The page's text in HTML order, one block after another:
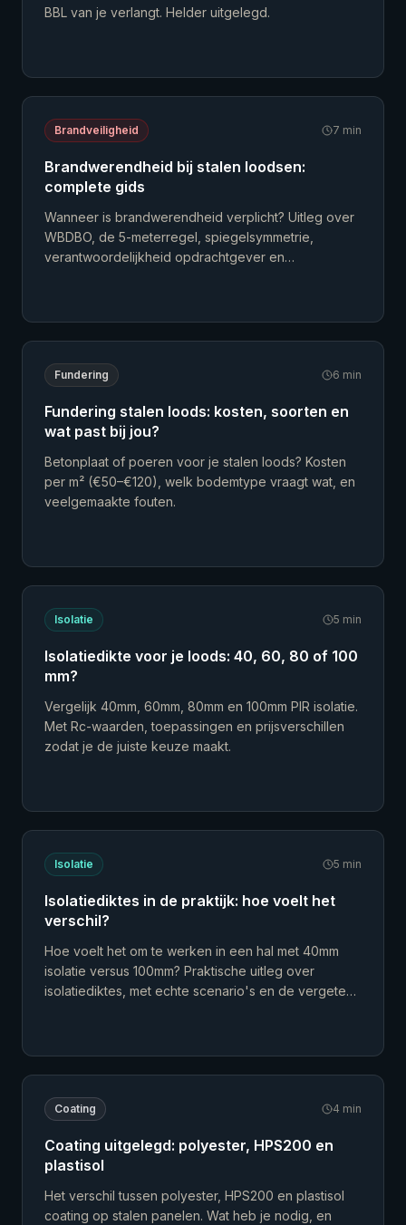
BBL van je verlangt. Helder uitgelegd.
Brandveiligheid 7 min
Brandwerendheid bij stalen loodsen:
complete gids
Wanneer is brandwerendheid verplicht? Uitleg over
WBDBO, de 5-meterregel, spiegelsymmetrie,
verantwoordelijkheid opdrachtgever en
Fundering 6 min
Fundering stalen loods: kosten, soorten en
wat past bij jou?
Betonplaat of poeren voor je stalen loods? Kosten
per m² (€50–€120), welk bodemtype vraagt wat, en
veelgemaakte fouten.
Isolatie 5 min
Isolatiedikte voor je loods: 40, 60, 80 of 100
mm?
Vergelijk 40mm, 60mm, 80mm en 100mm PIR isolatie.
Met Rc-waarden, toepassingen en prijsverschillen
zodat je de juiste keuze maakt.
Isolatie 5 min
Isolatiediktes in de praktijk: hoe voelt het
verschil?
Hoe voelt het om te werken in een hal met 40mm
isolatie versus 100mm? Praktische uitleg over
isolatiediktes, met echte scenario's en de vergeten
Coating 4 min
Coating uitgelegd: polyester, HPS200 en
plastisol
Het verschil tussen polyester, HPS200 en plastisol
coating op stalen panelen. Wat heb je nodig, en